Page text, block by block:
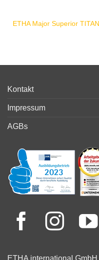
ETHA Major Superior TITAN
Kontakt
Impressum
AGBs
ETHA international GmbH